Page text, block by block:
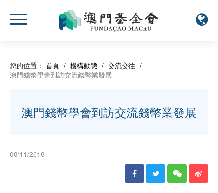
您的位置： 首頁 / 機構動態 / 交流交往 /
澳門錢幣學會到訪交流錢幣業發展
澳門錢幣學會到訪交流錢幣業發展
08/11/2018